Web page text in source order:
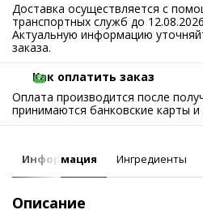
Доставка осуществляется с
транспортных служб до
Актуальную информацию
заказа.
Как оплатить заказ
Оплата производится после
принимаются банковские карты и
Информация Ингредиенты
Описание